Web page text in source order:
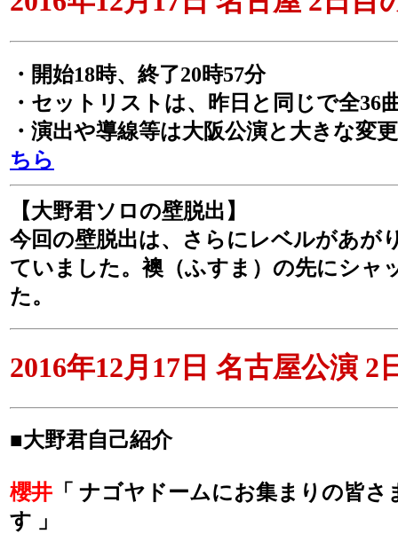
・開始18時、終了20時57分
・セットリストは、昨日と同じで全36
・演出や導線等は大阪公演と大きな変
ちら
【大野君ソロの壁脱出】
今回の壁脱出は、さらにレベルがあが
ていました。襖（ふすま）の先にシャ
た。
2016年12月17日 名古屋公演 2
■大野君自己紹介
櫻井 「 ナゴヤドームにお集まりの皆さ
す 」